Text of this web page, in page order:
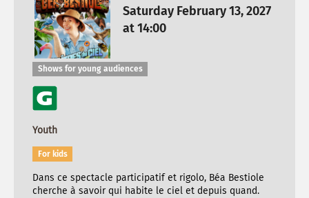
Saturday February 13, 2027
at 14:00
Shows for young audiences
Youth
For kids
Dans ce spectacle participatif et rigolo, Béa Bestiole
cherche à savoir qui habite le ciel et depuis quand.